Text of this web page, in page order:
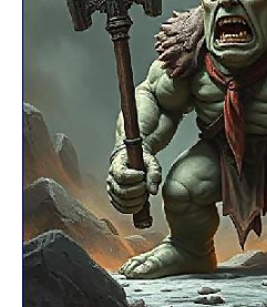
TÉMATA
NEJČTENĚJŠÍ ZA 7 DNÍ
AUTOŘI
PŘÍSPĚVKY NA PROVOZ
SOCIÁLNÍ SÍTĚ
RUBRIKY